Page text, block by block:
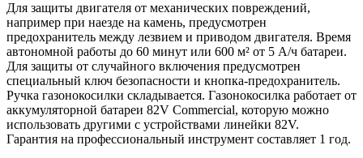
Для защиты двигателя от механических повреждений,
например при наезде на камень, предусмотрен
предохранитель между лезвием и приводом двигателя. Время
автономной работы до 60 минут или 600 м² от 5 А/ч батареи.
Для защиты от случайного включения предусмотрен
специальный ключ безопасности и кнопка-предохранитель.
Ручка газонокосилки складывается. Газонокосилка работает от
аккумуляторной батареи 82V Commercial, которую можно
использовать другими с устройствами линейки 82V.
Гарантия на профессиональный инструмент составляет 1 год.